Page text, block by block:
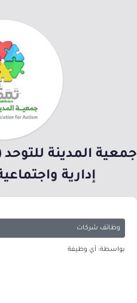
إدارية
وظائف شركات
بواسطة: أي وظيفة